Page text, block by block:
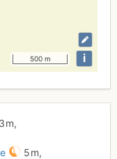
500 m i
3 m,
5 m,